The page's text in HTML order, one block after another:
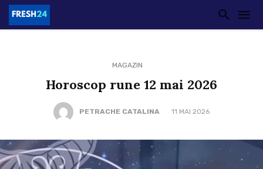
MAGAZIN
Horoscop rune 12 mai 2026
PETRACHE CATALINA 11 MAI 2026